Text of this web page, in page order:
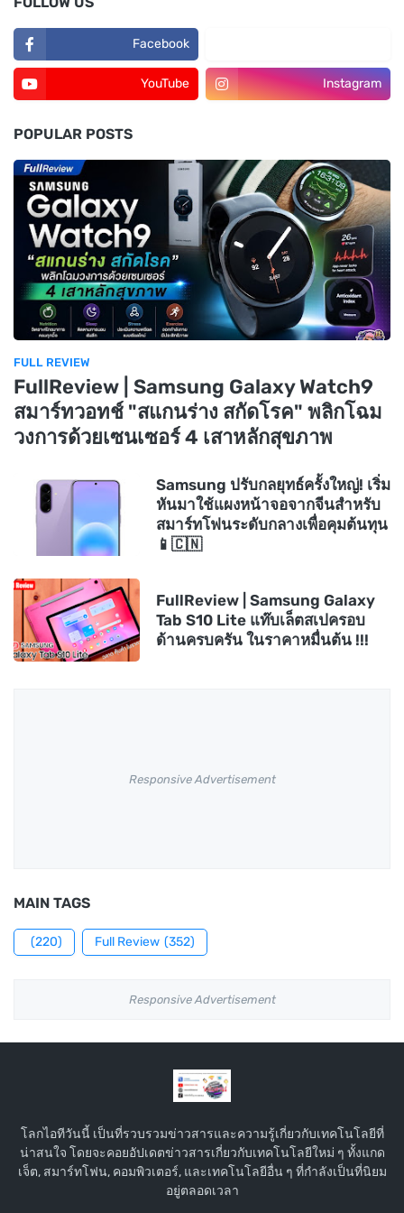
Facebook
YouTube Instagram
POPULAR POSTS
FULL REVIEW
FullReview | Samsung Galaxy Watch9
สมาร์ทวอทช์ "สแกนร่าง สกัดโรค" พลิกโฉม
วงการด้วยเซนเซอร์ 4 เสาหลักสุขภาพ
Samsung ปรับกลยุทธ์ครั้งใหญ่! เริ่ม
หันมาใช้แผงหน้าจอจากจีนสำหรับ
สมาร์ทโฟนระดับกลางเพื่อคุมต้นทุน
📱🇨🇳
FullReview | Samsung Galaxy
Tab S10 Lite แท๊บเล็ตสเปครอบ
ด้านครบครัน ในราคาหมื่นต้น !!!
Responsive Advertisement
MAIN TAGS
(220) Full Review (352)
Responsive Advertisement
โลกไอทีวันนี้ เป็นที่รวบรวมข่าวสารและความรู้เกี่ยวกับเทคโนโลยีที่
น่าสนใจ โดยจะคอยอัปเดตข่าวสารเกี่ยวกับเทคโนโลยีใหม่ ๆ ทั้งแกด
เจ็ต, สมาร์ทโฟน, คอมพิวเตอร์, และเทคโนโลยีอื่น ๆ ที่กำลังเป็นที่นิยม
อยู่ตลอดเวลา